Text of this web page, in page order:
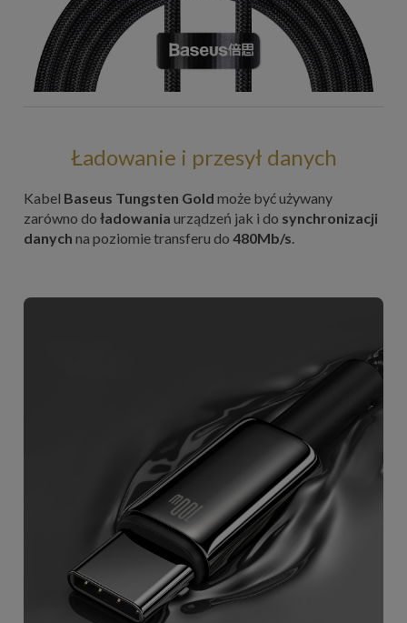
Ładowanie i przesył danych
Kabel Baseus Tungsten Gold może być używany
zarówno do ładowania urządzeń jak i do synchronizacji
danych na poziomie transferu do 480Mb/s